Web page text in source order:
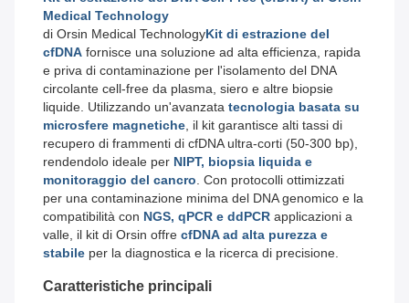
Medical Technology
di Orsin Medical TechnologyKit di estrazione del
cfDNA fornisce una soluzione ad alta efficienza, rapida
e priva di contaminazione per l'isolamento del DNA
circolante cell-free da plasma, siero e altre biopsie
liquide. Utilizzando un'avanzata tecnologia basata su
microsfere magnetiche, il kit garantisce alti tassi di
recupero di frammenti di cfDNA ultra-corti (50-300 bp),
rendendolo ideale per NIPT, biopsia liquida e
monitoraggio del cancro. Con protocolli ottimizzati
per una contaminazione minima del DNA genomico e la
compatibilità con NGS, qPCR e ddPCR applicazioni a
valle, il kit di Orsin offre cfDNA ad alta purezza e
stabile per la diagnostica e la ricerca di precisione.
Caratteristiche principali